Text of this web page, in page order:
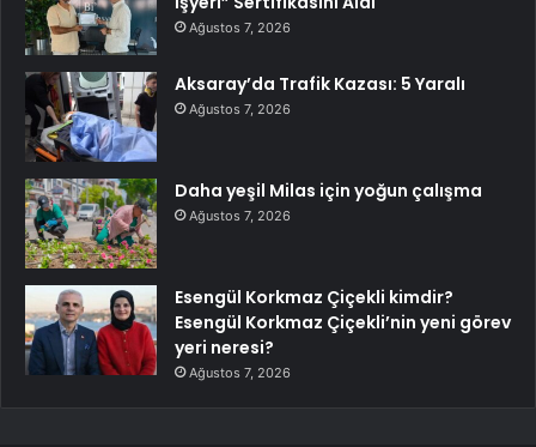
Ağustos 7, 2026
Aksaray’da Trafik Kazası: 5 Yaralı
Ağustos 7, 2026
Daha yeşil Milas için yoğun çalışma
Ağustos 7, 2026
Esengül Korkmaz Çiçekli kimdir?
Esengül Korkmaz Çiçekli’nin yeni görev
yeri neresi?
Ağustos 7, 2026